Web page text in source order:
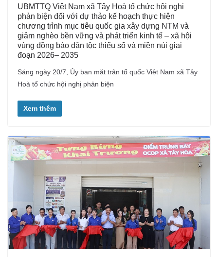
UBMTTQ Việt Nam xã Tây Hoà tổ chức hội nghị
phản biện đối với dự thảo kế hoạch thực hiện
chương trình mục tiêu quốc gia xây dựng NTM và
giảm nghèo bền vững và phát triển kinh tế – xã hội
vùng đồng bào dân tộc thiểu số và miền núi giai
đoạn 2026– 2035
Sáng ngày 20/7, Ủy ban mặt trận tổ quốc Việt Nam xã Tây
Hoà tổ chức hội nghị phản biện
Xem thêm